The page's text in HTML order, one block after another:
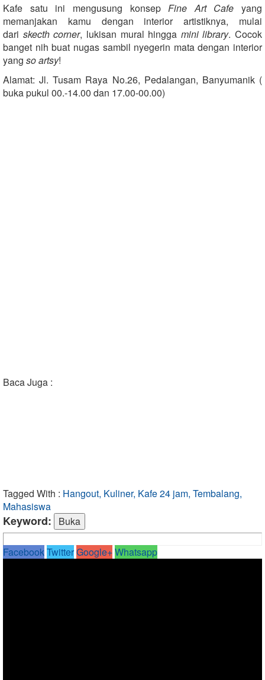
Kafe satu ini mengusung konsep Fine Art Cafe yang
memanjakan kamu dengan interior artistiknya, mulai
dari skecth corner, lukisan mural hingga mini library. Cocok
banget nih buat nugas sambil nyegerin mata dengan interior
yang so artsy!
Alamat: Jl. Tusam Raya No.26, Pedalangan, Banyumanik (
buka pukul 00.-14.00 dan 17.00-00.00)
Baca Juga :
Tagged With : Hangout, Kuliner, Kafe 24 jam, Tembalang,
Mahasiswa
Keyword:
Facebook TwitterGoogle+Whatsapp